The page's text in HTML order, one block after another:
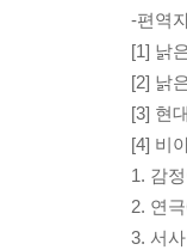
-편역
[1] 낡
[2] 낡
[3] 현
[4] 비
1. 감
2. 연
3. 서